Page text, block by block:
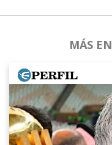
MÁS EN